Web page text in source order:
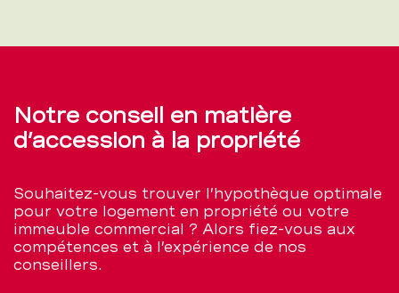
Notre conseil en matière
d’accession à la propriété
Souhaitez-vous trouver l’hypothèque optimale
pour votre logement en propriété ou votre
immeuble commercial ? Alors fiez-vous aux
compétences et à l’expérience de nos
conseillers.